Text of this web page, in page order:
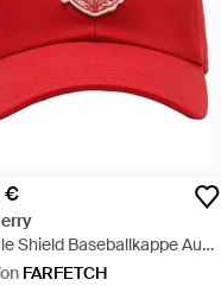
€
Shield Baseballkappe Aus
- Rot
FARFETCH